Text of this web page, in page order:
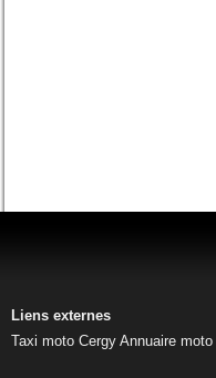
Liens externes
Taxi moto Cergy Annuaire moto